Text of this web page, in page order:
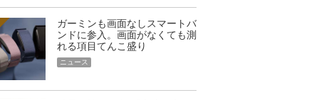
ガーミンも画面なしスマートバ
ンドに参入。画面がなくても測
れる項目てんこ盛り
ニュース